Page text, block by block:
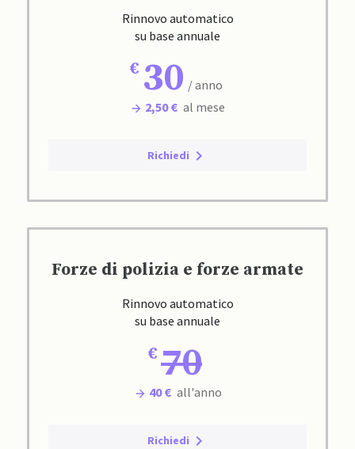
Rinnovo automatico
su base annuale
30 / anno
2,50 € al mese
Richiedi
Forze di polizia e forze armate
Rinnovo automatico
su base annuale
70
40 € all'anno
Richiedi